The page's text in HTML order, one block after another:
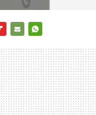
MAIL